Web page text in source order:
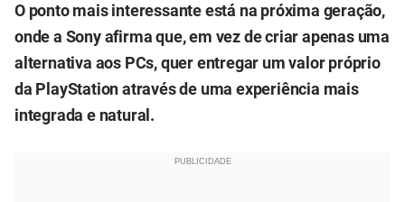
O ponto mais interessante está na próxima geração,
onde a Sony afirma que, em vez de criar apenas uma
alternativa aos PCs, quer entregar um valor próprio
da PlayStation através de uma experiência mais
integrada e natural.